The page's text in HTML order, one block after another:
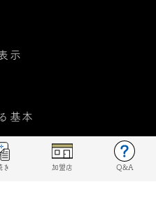
reserved.
示
基本
き 加盟店 Q&A